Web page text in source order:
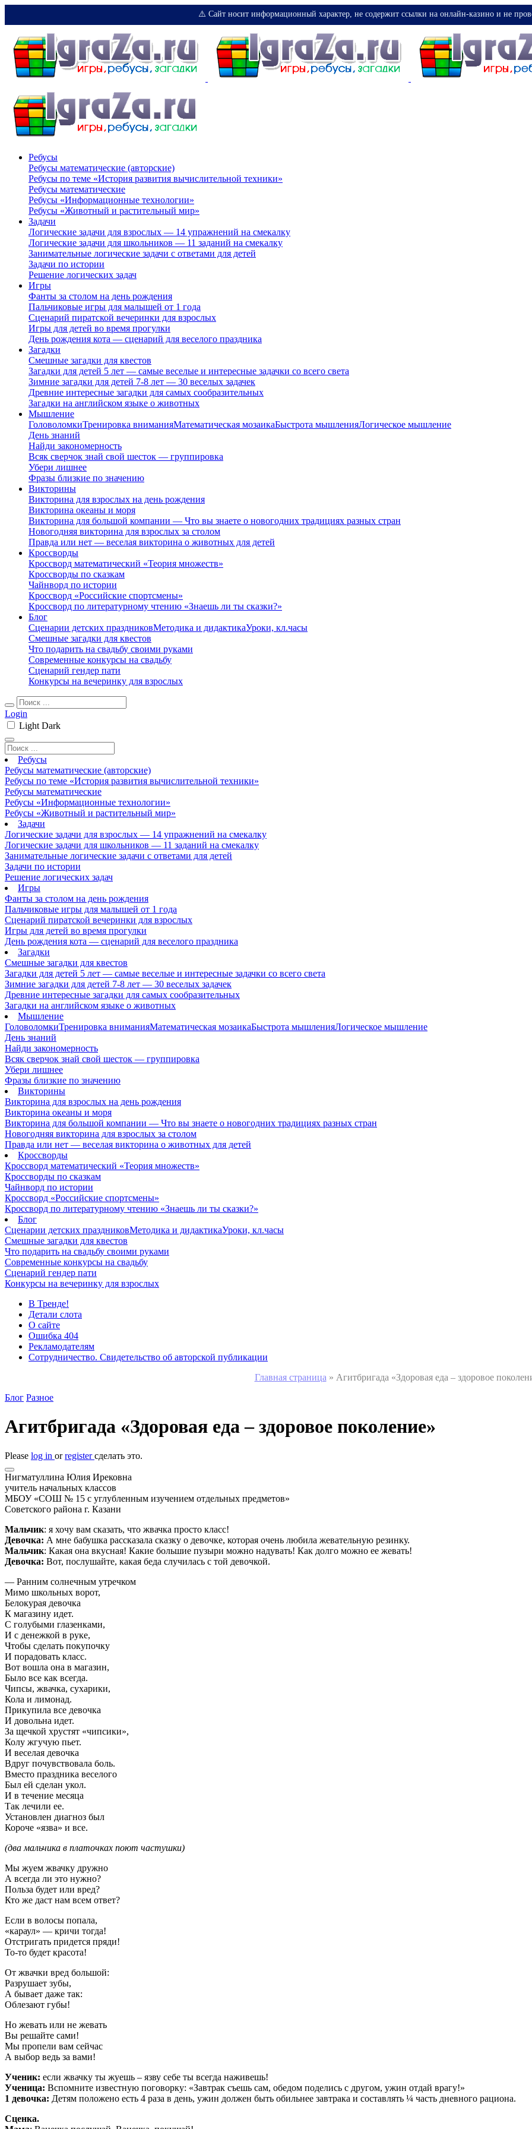
⚠️ Сайт носит информационный характер, не содержит ссылки на онлайн-казино и не
Ребусы
Ребусы математические (авторские)
Ребусы по теме «История развития вычислительной техники»
Ребусы математические
Ребусы «Информационные технологии»
Ребусы «Животный и растительный мир»
Задачи
Логические задачи для взрослых — 14 упражнений на смекалку
Логические задачи для школьников — 11 заданий на смекалку
Занимательные логические задачи с ответами для детей
Задачи по истории
Решение логических задач
Игры
Фанты за столом на день рождения
Пальчиковые игры для малышей от 1 года
Сценарий пиратской вечеринки для взрослых
Игры для детей во время прогулки
День рождения кота — сценарий для веселого праздника
Загадки
Смешные загадки для квестов
Загадки для детей 5 лет — самые веселые и интересные задачки со всего света
Зимние загадки для детей 7-8 лет — 30 веселых задачек
Древние интересные загадки для самых сообразительных
Загадки на английском языке о животных
Мышление
ГоловоломкиТренировка вниманияМатематическая мозаикаБыстрота мышленияЛогическое мышление
День знаний
Найди закономерность
Всяк сверчок знай свой шесток — группировка
Убери лишнее
Фразы близкие по значению
Викторины
Викторина для взрослых на день рождения
Викторина океаны и моря
Викторина для большой компании — Что вы знаете о новогодних традициях разных стран
Новогодняя викторина для взрослых за столом
Правда или нет — веселая викторина о животных для детей
Кроссворды
Кроссворд математический «Теория множеств»
Кроссворды по сказкам
Чайнворд по истории
Кроссворд «Российские спортсмены»
Кроссворд по литературному чтению «Знаешь ли ты сказки?»
Блог
Сценарии детских праздниковМетодика и дидактикаУроки, кл.часы
Смешные загадки для квестов
Что подарить на свадьбу своими руками
Современные конкурсы на свадьбу
Сценарий гендер пати
Конкурсы на вечеринку для взрослых
Login
Light Dark
Ребусы
Ребусы математические (авторские)
Ребусы по теме «История развития вычислительной техники»
Ребусы математические
Ребусы «Информационные технологии»
Ребусы «Животный и растительный мир»
Задачи
Логические задачи для взрослых — 14 упражнений на смекалку
Логические задачи для школьников — 11 заданий на смекалку
Занимательные логические задачи с ответами для детей
Задачи по истории
Решение логических задач
Игры
Фанты за столом на день рождения
Пальчиковые игры для малышей от 1 года
Сценарий пиратской вечеринки для взрослых
Игры для детей во время прогулки
День рождения кота — сценарий для веселого праздника
Загадки
Смешные загадки для квестов
Загадки для детей 5 лет — самые веселые и интересные задачки со всего света
Зимние загадки для детей 7-8 лет — 30 веселых задачек
Древние интересные загадки для самых сообразительных
Загадки на английском языке о животных
Мышление
ГоловоломкиТренировка вниманияМатематическая мозаикаБыстрота мышленияЛогическое мышление
День знаний
Найди закономерность
Всяк сверчок знай свой шесток — группировка
Убери лишнее
Фразы близкие по значению
Викторины
Викторина для взрослых на день рождения
Викторина океаны и моря
Викторина для большой компании — Что вы знаете о новогодних традициях разных стран
Новогодняя викторина для взрослых за столом
Правда или нет — веселая викторина о животных для детей
Кроссворды
Кроссворд математический «Теория множеств»
Кроссворды по сказкам
Чайнворд по истории
Кроссворд «Российские спортсмены»
Кроссворд по литературному чтению «Знаешь ли ты сказки?»
Блог
Сценарии детских праздниковМетодика и дидактикаУроки, кл.часы
Смешные загадки для квестов
Что подарить на свадьбу своими руками
Современные конкурсы на свадьбу
Сценарий гендер пати
Конкурсы на вечеринку для взрослых
В Тренде!
Детали слота
О сайте
Ошибка 404
Рекламодателям
Сотрудничество. Свидетельство об авторской публикации
Главная страница » Агитбригада «Здоровая еда – здоровое
Блог Разное
Агитбригада «Здоровая еда – здоровое поколение»
Please log in orregisterсделать это.
Нигматуллина Юлия Ирековна
учитель начальных классов
МБОУ «СОШ № 15 с углубленным изучением отдельных предметов»
Советского района г. Казани
Мальчик: я хочу вам сказать, что жвачка просто класс!
Девочка: А мне бабушка рассказала сказку о девочке, которая очень любила жевательную резинку.
Мальчик: Какая она вкусная! Какие большие пузыри можно надувать! Как долго можно ее жевать!
Девочка: Вот, послушайте, какая беда случилась с той девочкой.
— Ранним солнечным утречком
Мимо школьных ворот,
Белокурая девочка
К магазину идет.
С голубыми глазенками,
И с денежкой в руке,
Чтобы сделать покупочку
И порадовать класс.
Вот вошла она в магазин,
Было все как всегда.
Чипсы, жвачка, сухарики,
Кола и лимонад.
Прикупила все девочка
И довольна идет.
За щечкой хрустят «чипсики»,
Колу жгучую пьет.
И веселая девочка
Вдруг почувствовала боль.
Вместо праздника веселого
Был ей сделан укол.
И в течение месяца
Так лечили ее.
Установлен диагноз был
Короче «язва» и все.
(два мальчика в платочках поют частушки)
Мы жуем жвачку дружно
А всегда ли это нужно?
Польза будет или вред?
Кто же даст нам всем ответ?
Если в волосы попала,
«караул» — кричи тогда!
Отстригать придется пряди!
То-то будет красота!
От жвачки вред большой:
Разрушает зубы,
А бывает даже так:
Облезают губы!
Но жевать или не жевать
Вы решайте сами!
Мы пропели вам сейчас
А выбор ведь за вами!
Ученик: если жвачку ты жуешь – язву себе ты всегда наживешь!
Ученица: Вспомните известную поговорку: «Завтрак съешь сам, обедом поделись с другом, ужин отдай врагу!»
1 девочка: Детям положено есть 4 раза в день, ужин должен быть обильнее завтрака и составлять ¼ часть дневного рациона.
Сценка.